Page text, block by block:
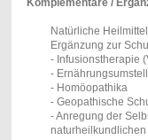
Natürliche
Ergänzung zur
- Infusionstherapie
-
- Homöopathika
- Geopathische
- Anregung der